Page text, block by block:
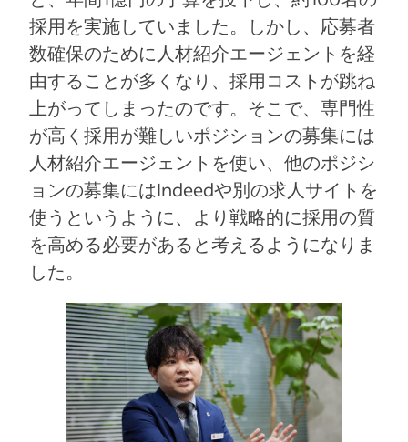
採用を実施していました。しかし、応募者
数確保のために人材紹介エージェントを経
由することが多くなり、採用コストが跳ね
上がってしまったのです。そこで、専門性
が高く採用が難しいポジションの募集には
人材紹介エージェントを使い、他のポジシ
ョンの募集にはIndeedや別の求人サイトを
使うというように、より戦略的に採用の質
を高める必要があると考えるようになりま
した。